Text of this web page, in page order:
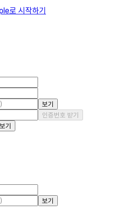
로 시작하기
보기
인증번호 받기
기
보기